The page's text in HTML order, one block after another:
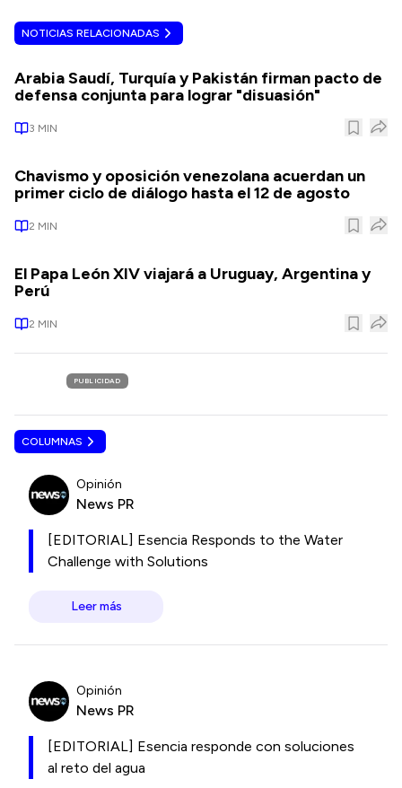
NOTICIAS RELACIONADAS
Arabia Saudí, Turquía y Pakistán firman pacto de
defensa conjunta para lograr "disuasión"
3 MIN
Chavismo y oposición venezolana acuerdan un
primer ciclo de diálogo hasta el 12 de agosto
2 MIN
El Papa León XIV viajará a Uruguay, Argentina y
Perú
2 MIN
PUBLICIDAD
COLUMNAS
Opinión
News PR
[EDITORIAL] Esencia Responds to the Water
Challenge with Solutions
Leer más
Opinión
News PR
[EDITORIAL] Esencia responde con soluciones
al reto del agua